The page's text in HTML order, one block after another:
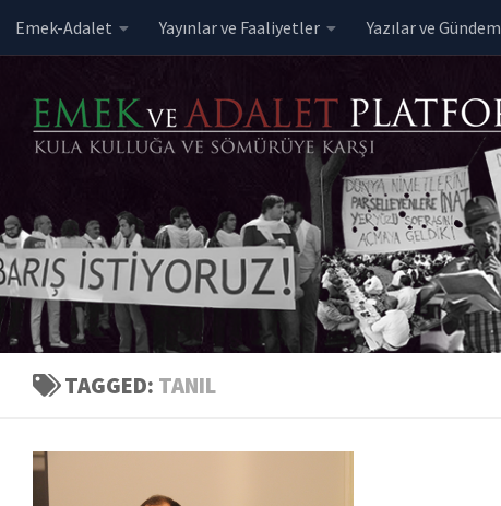
Skip to content
Emek-Adalet Yayınlar ve Faaliyetler Yazılar ve Gündem
TAGGED: TANIL